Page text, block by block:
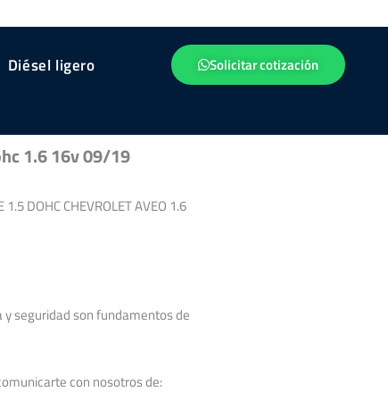
Diésel ligero Solicitar cotización
1.6 16v 09/19
1.5 DOHC CHEVROLET AVEO 1.6
seguridad son fundamentos de
con nosotros de: